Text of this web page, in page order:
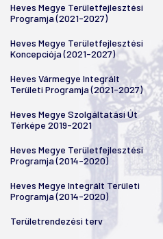
Heves Megye Területfejlesztési
Programja (2021-2027)
Heves Megye Területfejlesztési
Koncepciója (2021-2027)
Heves Vármegye Integrált
Területi Programja (2021-2027)
Heves Megye Szolgáltatási Út
Térképe 2019-2021
Heves Megye Területfejlesztési
Programja (2014-2020)
Heves Megye Integrált Területi
Programja (2014-2020)
Területrendezési terv